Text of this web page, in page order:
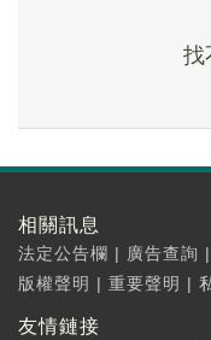
找
相關訊息
法定公告欄 | 廣告查詢 |
版權聲明 | 重要聲明 |
友情鏈接